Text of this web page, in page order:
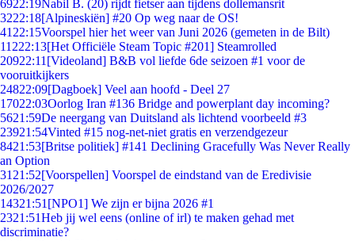
6922:19Nabil B. (20) rijdt fietser aan tijdens dollemansrit
3222:18[Alpineskiën] #20 Op weg naar de OS!
41 22:15Voorspel hier het weer van Juni 2026 (gemeten in de Bilt)
11222:13[Het Officiële Steam Topic #201] Steamrolled
20922:11 [Videoland] B&B vol liefde 6de seizoen #1 voor de
vooruitkijkers
24822:09[Dagboek] Veel aan hoofd - Deel 27
17022:03Oorlog Iran #136 Bridge and powerplant day incoming?
5621:59De neergang van Duitsland als lichtend voorbeeld #3
23921:54Vinted #15 nog-net-niet gratis en verzendgezeur
8421:53[Britse politiek] #141 Declining Gracefully Was Never Really
an Option
31 21:52[Voorspellen] Voorspel de eindstand van de Eredivisie
2026/2027
14321:51 [NPO1] We zijn er bijna 2026 #1
2321:51Heb jij wel eens (online of irl) te maken gehad met
discriminatie?